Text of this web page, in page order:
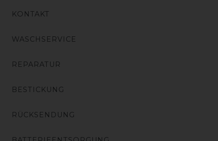
KONTAKT
WASCHSERVICE
REPARATUR
BESTICKUNG
RÜCKSENDUNG